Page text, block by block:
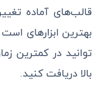
قالب‌های آماده
بهترین ابزار‌های
توانید در کمترین
بالا دریافت کنید.